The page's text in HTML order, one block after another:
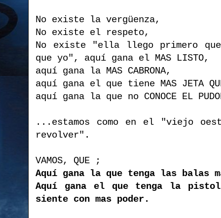
No existe la vergüenza,
No existe el respeto,
No existe "ella llego primero
que yo", aquí gana el MAS LISTO,
aquí gana la MAS CABRONA,
aquí gana el que tiene MAS JETA
aquí gana la que no CONOCE EL
...estamos como en el "viejo
revolver".
VAMOS, QUE ;
Aquí gana la que tenga las balas
Aquí gana el que tenga la
siente con mas poder.